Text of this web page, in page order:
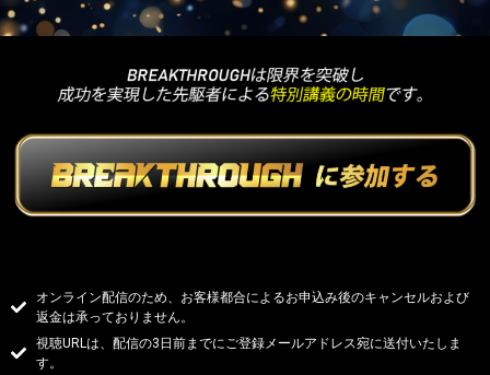
オンライン配信のため、お客様都合によるお申込み後のキャンセルおよび
返金は承っておりません。
視聴URLは、配信の3日前までにご登録メールアドレス宛に送付いたしま
す。